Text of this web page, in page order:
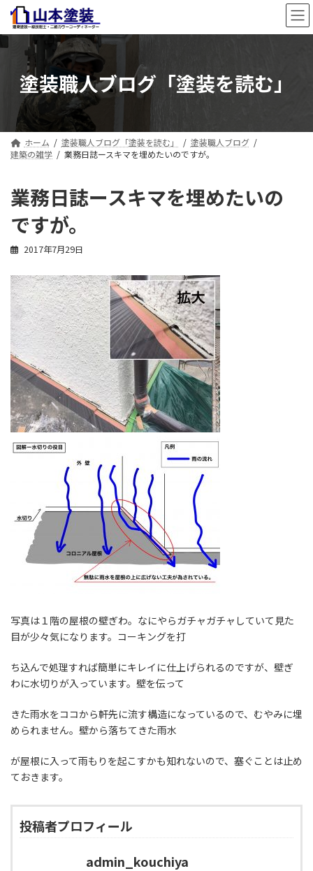
テ
ン
プ
ゲ
ー
動
塗装職人ブログ「塗装を読む」
ホーム 塗装職人ブログ「塗装を読む」
塗装職人ブログ
建築の雑学
業務日誌ースキマを埋めたいのですが。
業務日誌ースキマを埋めたいの
ですが。
2017年7月29日
写真は１階の屋根の壁ぎわ。なにやらガチャガチャしていて見た
目が少々気になります。コーキングを打
ち込んで処理すれば簡単にキレイに仕上げられるのですが、壁ぎ
わに水切りが入っています。壁を伝って
きた雨水をココから軒先に流す構造になっているので、むやみに埋
められません。壁から落ちてきた雨水
が屋根に入って雨もりを起こすかも知れないので、塞ぐことは止め
ておきます。
投稿者プロフィール
admin_kouchiya